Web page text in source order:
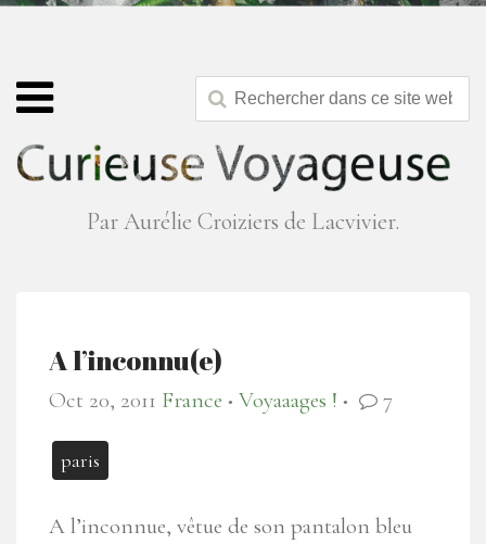
Par Aurélie Croiziers de Lacvivier.
A l’inconnu(e)
Oct 20, 2011 France ● Voyaaages ! ● 7
paris
A l’inconnue, vêtue de son pantalon bleu